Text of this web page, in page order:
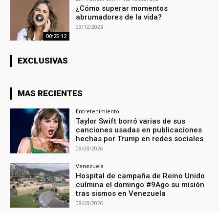
00:25:12
¿Cómo superar momentos
abrumadores de la vida?
23/12/2023
EXCLUSIVAS
MAS RECIENTES
Entretenimiento
Taylor Swift borró varias de sus
canciones usadas en publicaciones
hechas por Trump en redes sociales
08/08/2026
Venezuela
Hospital de campaña de Reino Unido
culmina el domingo #9Ago su misión
tras sismos en Venezuela
08/08/2026